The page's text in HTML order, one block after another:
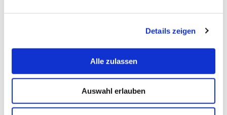
Details zeigen
Alle zulassen
Auswahl erlauben
9,00 € *